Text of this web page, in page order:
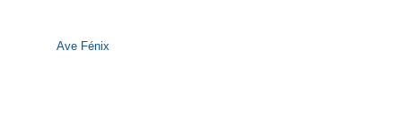
Ave Fénix